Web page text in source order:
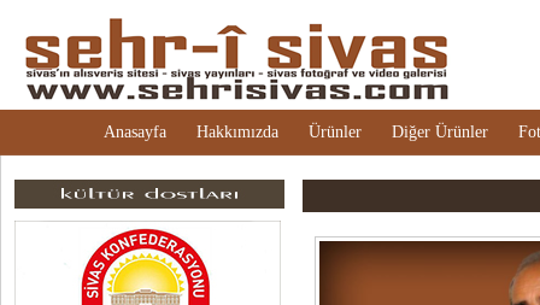
Anasayfa Hakkımızda Ürünler Diğer Ürünler